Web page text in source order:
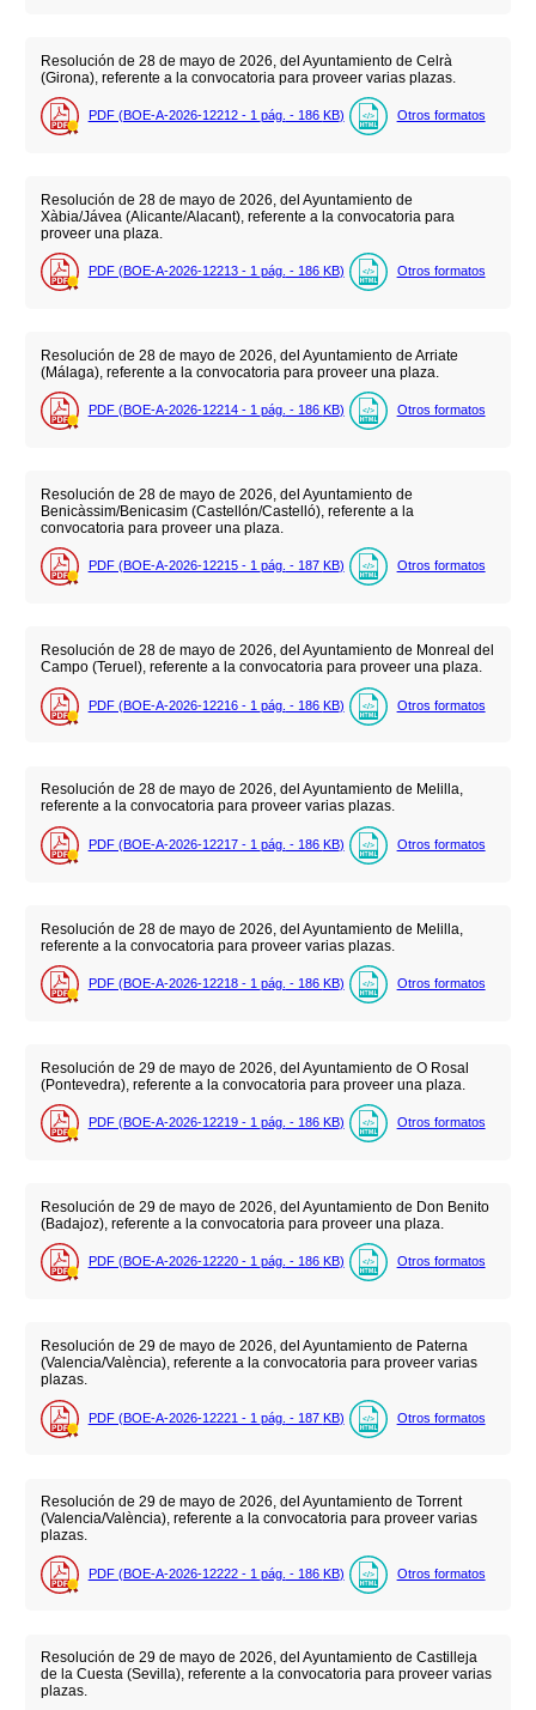
Resolución de 28 de mayo de 2026, del Ayuntamiento de Celrà
(Girona), referente a la convocatoria para proveer varias plazas.
PDF (BOE-A-2026-12212 - 1 pág. - 186 KB) Otros formatos
Resolución de 28 de mayo de 2026, del Ayuntamiento de
Xàbia/Jávea (Alicante/Alacant), referente a la convocatoria para
proveer una plaza.
PDF (BOE-A-2026-12213 - 1 pág. - 186 KB) Otros formatos
Resolución de 28 de mayo de 2026, del Ayuntamiento de Arriate
(Málaga), referente a la convocatoria para proveer una plaza.
PDF (BOE-A-2026-12214 - 1 pág. - 186 KB) Otros formatos
Resolución de 28 de mayo de 2026, del Ayuntamiento de
Benicàssim/Benicasim (Castellón/Castelló), referente a la
convocatoria para proveer una plaza.
PDF (BOE-A-2026-12215 - 1 pág. - 187 KB) Otros formatos
Resolución de 28 de mayo de 2026, del Ayuntamiento de Monreal del
Campo (Teruel), referente a la convocatoria para proveer una plaza.
PDF (BOE-A-2026-12216 - 1 pág. - 186 KB) Otros formatos
Resolución de 28 de mayo de 2026, del Ayuntamiento de Melilla,
referente a la convocatoria para proveer varias plazas.
PDF (BOE-A-2026-12217 - 1 pág. - 186 KB) Otros formatos
Resolución de 28 de mayo de 2026, del Ayuntamiento de Melilla,
referente a la convocatoria para proveer varias plazas.
PDF (BOE-A-2026-12218 - 1 pág. - 186 KB) Otros formatos
Resolución de 29 de mayo de 2026, del Ayuntamiento de O Rosal
(Pontevedra), referente a la convocatoria para proveer una plaza.
PDF (BOE-A-2026-12219 - 1 pág. - 186 KB) Otros formatos
Resolución de 29 de mayo de 2026, del Ayuntamiento de Don Benito
(Badajoz), referente a la convocatoria para proveer una plaza.
PDF (BOE-A-2026-12220 - 1 pág. - 186 KB) Otros formatos
Resolución de 29 de mayo de 2026, del Ayuntamiento de Paterna
(Valencia/València), referente a la convocatoria para proveer varias
plazas.
PDF (BOE-A-2026-12221 - 1 pág. - 187 KB) Otros formatos
Resolución de 29 de mayo de 2026, del Ayuntamiento de Torrent
(Valencia/València), referente a la convocatoria para proveer varias
plazas.
PDF (BOE-A-2026-12222 - 1 pág. - 186 KB) Otros formatos
Resolución de 29 de mayo de 2026, del Ayuntamiento de Castilleja
de la Cuesta (Sevilla), referente a la convocatoria para proveer varias
plazas.